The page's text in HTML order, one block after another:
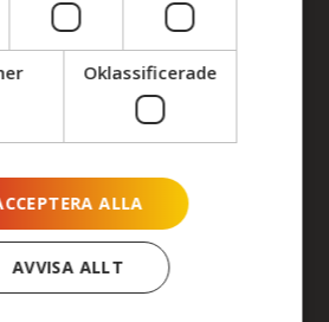
Oklassificerade
ALLA
AVVISA ALLT